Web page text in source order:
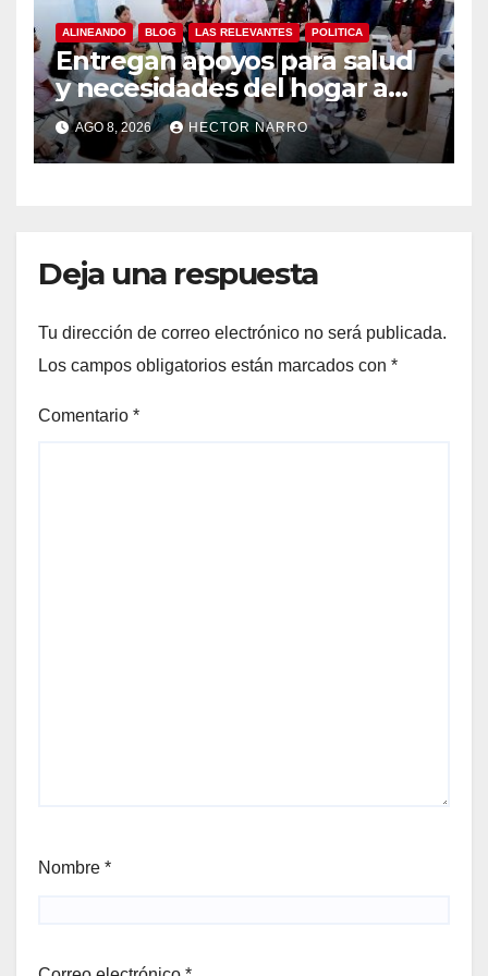
ALINEANDO BLOG LAS RELEVANTES POLITICA
Entregan apoyos para salud
y necesidades del hogar a
familias de Cabo San Lucas
AGO 8, 2026 HECTOR NARRO
Deja una respuesta
Tu dirección de correo electrónico no será publicada.
Los campos obligatorios están marcados con *
Comentario *
Nombre *